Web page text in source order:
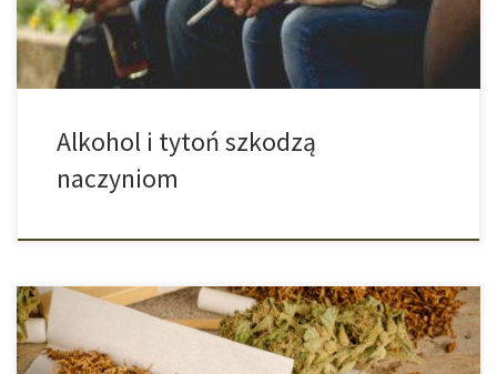
proces starzenia […]
Alkohol i tytoń szkodzą
naczyniom
Nikotyna oraz cannabis mogą mieć oddziaływania na nasz mózg.